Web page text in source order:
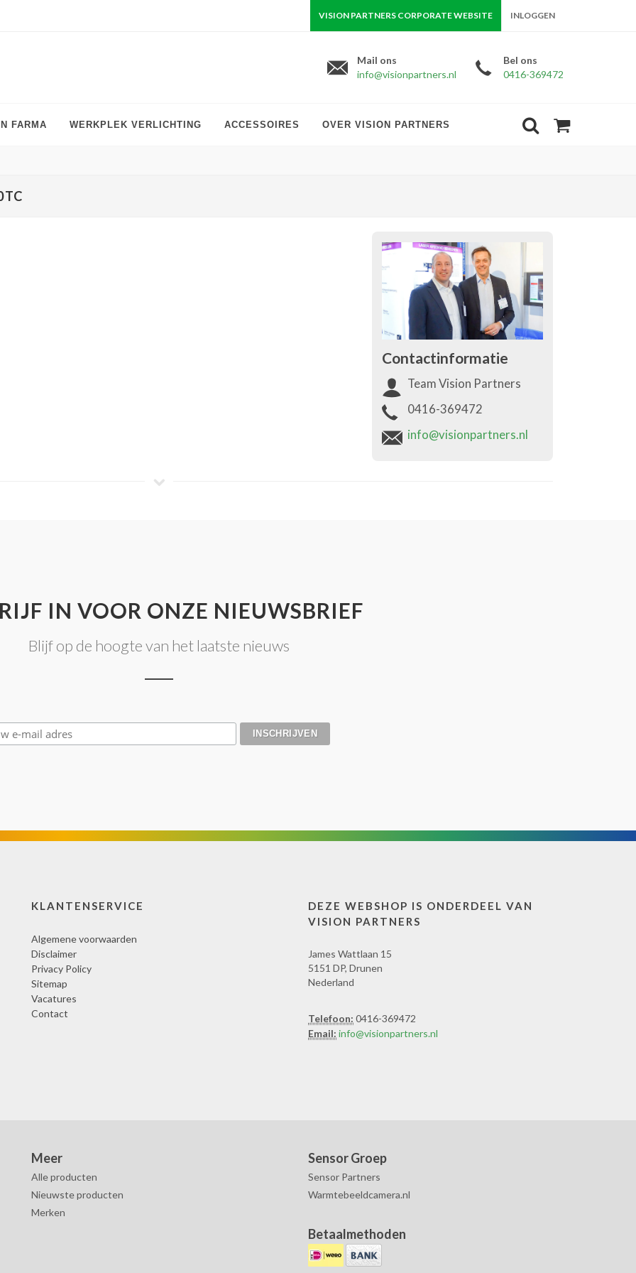
VISION PARTNERS CORPORATE WEBSITE INLOGGEN
Mail ons
info@visionpartners.nl
Bel ons
0416-369472
FARMA WERKPLEK VERLICHTING ACCESSOIRES OVER VISION PARTNERS
Contactinformatie
Team Vision Partners
0416-369472
info@visionpartners.nl
IN VOOR ONZE NIEUWSBRIEF
Blijf op de hoogte van het laatste nieuws
KLANTENSERVICE
Algemene voorwaarden
Disclaimer
Privacy Policy
Sitemap
Vacatures
Contact
DEZE WEBSHOP IS ONDERDEEL VAN
VISION PARTNERS
James Wattlaan 15
5151 DP, Drunen
Nederland
Telefoon: 0416-369472
Email: info@visionpartners.nl
Meer
Alle producten
Nieuwste producten
Merken
Sensor Groep
Sensor Partners
Warmtebeeldcamera.nl
Betaalmethoden